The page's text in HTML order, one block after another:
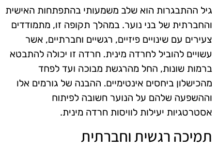
גיל ההתבגרות הוא שלב משמעותי בהתפתחות האישית
והחברתית של בני נוער. במהלך תקופה זו, מתמודדים
צעירים עם שינויים פיזיים, רגשיים וחברתיים, אשר
עשויים להוביל לחרדה מינית. חרדה זו יכולה להתבטא
ברמות שונות, החל מהרגשת מבוכה ועד לפחד
מהכישלון ביחסים אינטימיים. ההבנה של גורמים אלו
וההשפעה שלהם על הנוער חשובה לפיתוח
אסטרטגיות יעילות לוויסות חרדה מינית.
תמיכה רגשית וחברתית